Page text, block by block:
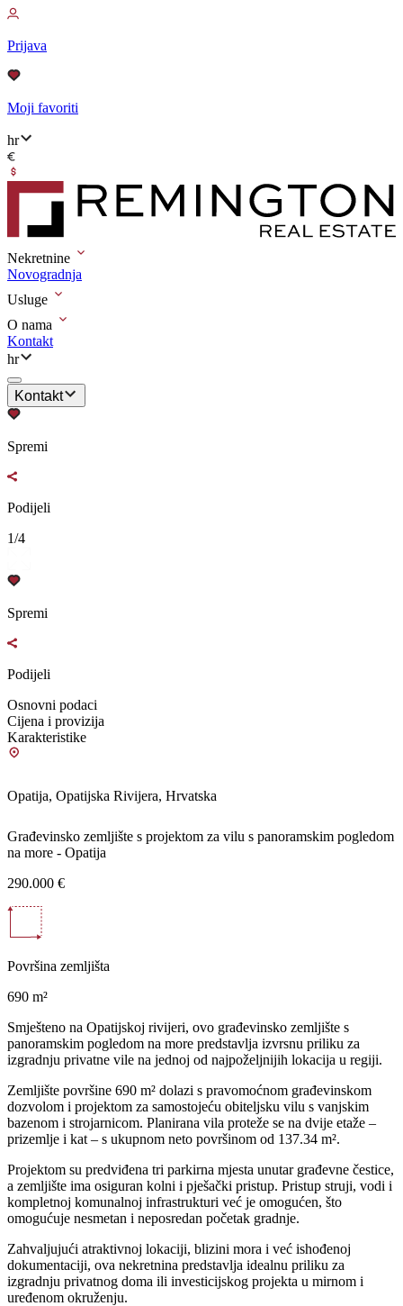
Prijava
Moji favoriti
hr
Nekretnine
Novogradnja
Usluge
O nama
Kontakt
hr
Kontakt
Spremi
Podijeli
1/4
Spremi
Podijeli
Osnovni podaci
Cijena i provizija
Karakteristike
Opatija, Opatijska Rivijera, Hrvatska
Građevinsko zemljište s projektom za vilu s panoramskim pogledom
na more - Opatija
290.000 €
Površina zemljišta
690 m²
Smješteno na Opatijskoj rivijeri, ovo građevinsko zemljište s
panoramskim pogledom na more predstavlja izvrsnu priliku za
izgradnju privatne vile na jednoj od najpoželjnijih lokacija u regiji.
Zemljište površine 690 m² dolazi s pravomoćnom građevinskom
dozvolom i projektom za samostojeću obiteljsku vilu s vanjskim
bazenom i strojarnicom. Planirana vila proteže se na dvije etaže –
prizemlje i kat – s ukupnom neto površinom od 137.34 m².
Projektom su predviđena tri parkirna mjesta unutar građevne čestice,
a zemljište ima osiguran kolni i pješački pristup. Pristup struji, vodi i
kompletnoj komunalnoj infrastrukturi već je omogućen, što
omogućuje nesmetan i neposredan početak gradnje.
Zahvaljujući atraktivnoj lokaciji, blizini mora i već ishođenoj
dokumentaciji, ova nekretnina predstavlja idealnu priliku za
izgradnju privatnog doma ili investicijskog projekta u mirnom i
uređenom okruženju.